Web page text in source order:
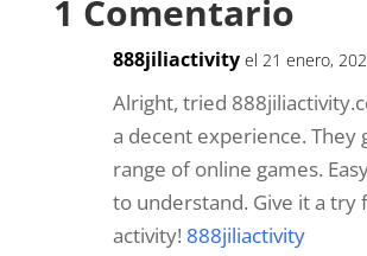
1 Comentario
888jiliactivity el 21 enero,
Alright, tried
a decent experience. They
range of online games.
to understand. Give it a try
activity! 888jiliactivity